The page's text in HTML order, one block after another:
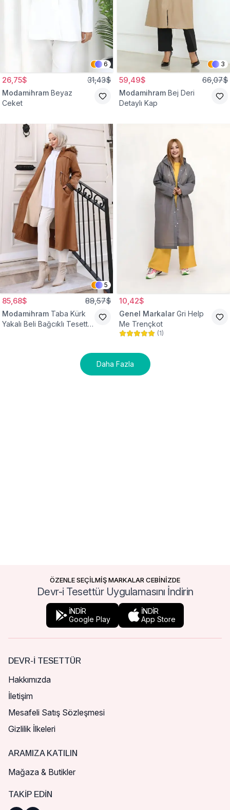
6
26,75$ 31,43$
Modamihram Beyaz
Ceket
3
59,49$ 66,07$
Modamihram Bej Deri
Detaylı Kap
5
85,68$ 88,57$
Modamihram Taba Kürk
Yakalı Beli Bağcıklı Tesettür
10,42$
Genel Markalar Gri Help
Me Trençkot
(1)
Daha Fazla
ÖZENLE SEÇİLMİŞ MARKALAR CEBİNİZDE
Devr-i Tesettür Uygulamasını İndirin
İNDİR
Google Play
İNDİR
App Store
DEVR-I TESETTÜR
Hakkımızda
İletişim
Mesafeli Satış Sözleşmesi
Gizlilik İlkeleri
ARAMIZA KATILIN
Mağaza & Butikler
TAKIP EDIN